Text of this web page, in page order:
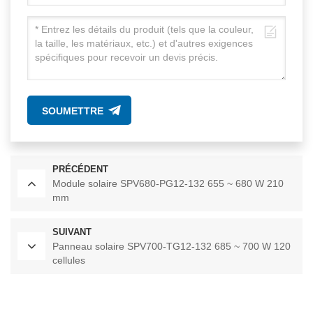
SOUMETTRE
PRÉCÉDENT
Module solaire SPV680-PG12-132 655 ~ 680 W 210
mm
SUIVANT
Panneau solaire SPV700-TG12-132 685 ~ 700 W 120
cellules